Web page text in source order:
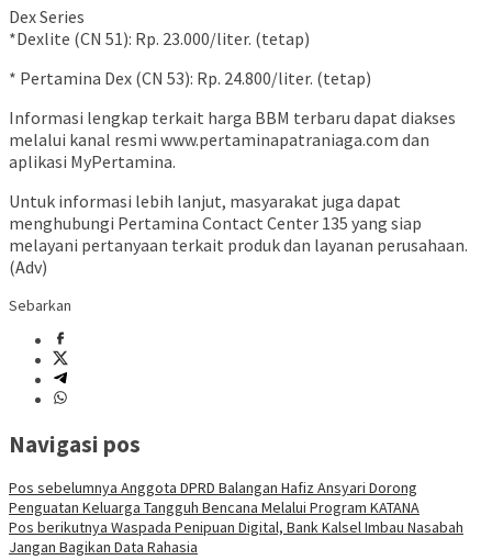
Dex Series
*Dexlite (CN 51): Rp. 23.000/liter. (tetap)
* Pertamina Dex (CN 53): Rp. 24.800/liter. (tetap)
Informasi lengkap terkait harga BBM terbaru dapat diakses
melalui kanal resmi www.pertaminapatraniaga.com dan
aplikasi MyPertamina.
Untuk informasi lebih lanjut, masyarakat juga dapat
menghubungi Pertamina Contact Center 135 yang siap
melayani pertanyaan terkait produk dan layanan perusahaan.
(Adv)
Sebarkan
Navigasi pos
Pos sebelumnya Anggota DPRD Balangan Hafiz Ansyari Dorong
Penguatan Keluarga Tangguh Bencana Melalui Program KATANA
Pos berikutnya Waspada Penipuan Digital, Bank Kalsel Imbau Nasabah
Jangan Bagikan Data Rahasia